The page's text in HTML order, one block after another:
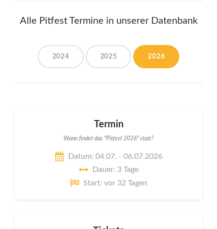
Alle Pitfest Termine in unserer Datenbank
2024 2025 2026
Termin
Wann findet das "Pitfest 2026" statt?
Datum: 04.07. - 06.07.2026
Dauer: 3 Tage
Start: vor 32 Tagen